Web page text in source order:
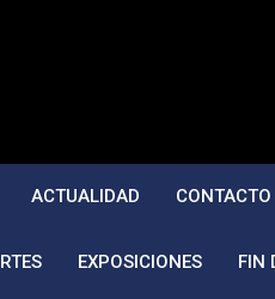
ACTUALIDAD CONTACTO
EXPOSICIONES FIN